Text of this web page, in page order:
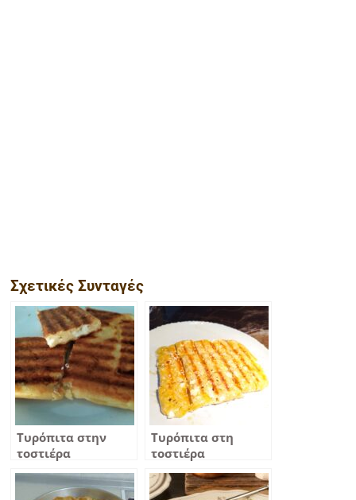
Σχετικές Συνταγές
Τυρόπιτα στην
τοστιέρα
Τυρόπιτα στη
τοστιέρα